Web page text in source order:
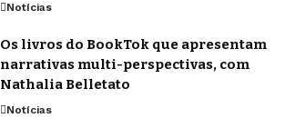
Notícias
Os livros do BookTok que apresentam
narrativas multi-perspectivas, com
Nathalia Belletato
Notícias